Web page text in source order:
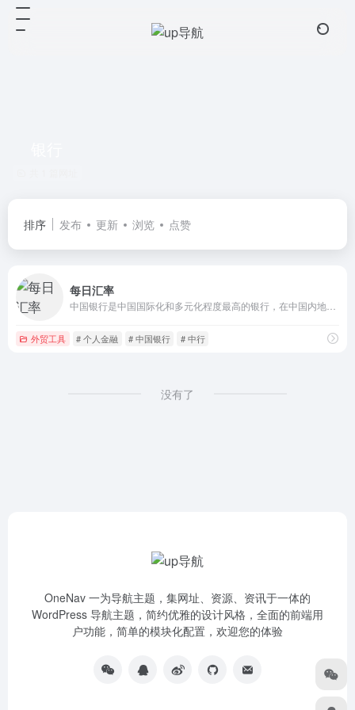
排序 发布 更新 浏览 点赞
每日汇率
外贸工具 # 个人金融 # 中国银行 # 中行
没有了
OneNav 一为导航主题，集网址、资源、资讯于一体的
WordPress 导航主题，简约优雅的设计风格，全面的前端用
户功能，简单的模块化配置，欢迎您的体验